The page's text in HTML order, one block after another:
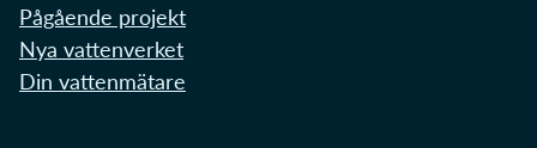
Pågående projekt
Nya vattenverket
Din vattenmätare